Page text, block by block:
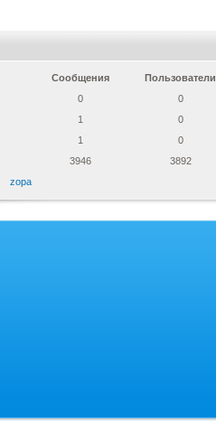
Сообщения
Пользователи
0
0
1
0
1
0
3946
3892
zopa